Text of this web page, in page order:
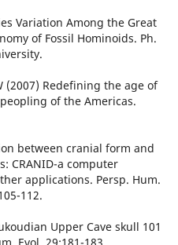
Variation Among the Great
of Fossil Hominoids. Ph.
(2007) Redefining the age of
of the Americas.
between cranial form and
CRANID-a computer
applications. Persp. Hum.
112.
Upper Cave skull 101